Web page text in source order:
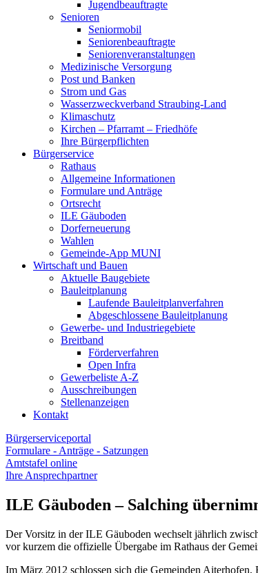
Jugendbeauftragte
Senioren
Seniormobil
Seniorenbeauftragte
Seniorenveranstaltungen
Medizinische Versorgung
Post und Banken
Strom und Gas
Wasserzweckverband Straubing-Land
Klimaschutz
Kirchen – Pfarramt – Friedhöfe
Ihre Bürgerpflichten
Bürgerservice
Rathaus
Allgemeine Informationen
Formulare und Anträge
Ortsrecht
ILE Gäuboden
Dorferneuerung
Wahlen
Gemeinde-App MUNI
Wirtschaft und Bauen
Aktuelle Baugebiete
Bauleitplanung
Laufende Bauleitplanverfahren
Abgeschlossene Bauleitplanung
Gewerbe- und Industriegebiete
Breitband
Förderverfahren
Open Infra
Gewerbeliste A-Z
Ausschreibungen
Stellenanzeigen
Kontakt
Bürgerserviceportal
Formulare - Anträge - Satzungen
Amtstafel online
Ihre Ansprechpartner
ILE Gäuboden – Salching
Der Vorsitz in der ILE Gäuboden wechselt jährlich
vor kurzem die offizielle Übergabe im Rathaus der
Im März 2012 schlossen sich die Gemeinden